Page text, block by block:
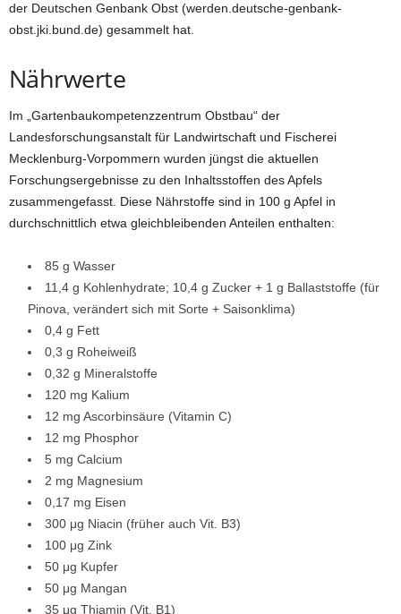
der Deutschen Genbank Obst (werden.deutsche-genbank-
obst.jki.bund.de) gesammelt hat.
Nährwerte
Im „Gartenbaukompetenzzentrum Obstbau“ der
Landesforschungsanstalt für Landwirtschaft und Fischerei
Mecklenburg-Vorpommern wurden jüngst die aktuellen
Forschungsergebnisse zu den Inhaltsstoffen des Apfels
zusammengefasst. Diese Nährstoffe sind in 100 g Apfel in
durchschnittlich etwa gleichbleibenden Anteilen enthalten:
85 g Wasser
11,4 g Kohlenhydrate; 10,4 g Zucker + 1 g Ballaststoffe (für
Pinova, verändert sich mit Sorte + Saisonklima)
0,4 g Fett
0,3 g Roheiweiß
0,32 g Mineralstoffe
120 mg Kalium
12 mg Ascorbinsäure (Vitamin C)
12 mg Phosphor
5 mg Calcium
2 mg Magnesium
0,17 mg Eisen
300 μg Niacin (früher auch Vit. B3)
100 μg Zink
50 μg Kupfer
50 μg Mangan
35 μg Thiamin (Vit. B1)